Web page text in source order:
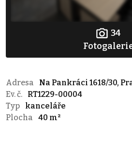
34
Adresa
Na Pankráci 1618/30,
Ev. č.
RT1229-00004
Typ
kanceláře
Plocha
40 m²